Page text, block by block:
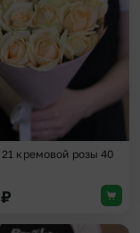
21 кремовой розы 40
₽